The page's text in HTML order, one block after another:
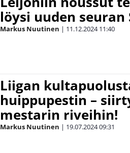
löysi uuden seuran
Markus Nuutinen | 11.12.2024 11:40
Liigan
huippupestin –
mestarin riveihin!
Markus Nuutinen | 19.07.202409:31